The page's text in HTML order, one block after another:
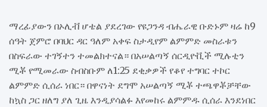
ማረፊያውን በኦሊቭ ሆቴል ያደረገው የዩጋንዳ ብሔራዊ ቡድኑም ዛሬ ከ9
ሰዓት ጀምሮ በባህር ዳር ዓለም አቀፍ ስታዲየም ልምምድ መስራቱን
በስፍራው ተገኝተን ተመልክተናል። በአሠልጣኝ ሰርዲዮቪች ሚሉቲን
ሚቾ የሚመራው ስብስቡም ለ1:25 ደቂቃዎች የቆየ ተግባር ተኮር
ልምምድ ሲሰራ ነበር። በዋናነት ደግሞ አሠልጣኝ ሚቾ ተጫዋቾቻቸው
ከኳስ ጋር ዘለግ ያለ ጊዜ እንዲያሳልፉ እየመከሩ ልምምዱ ሲሰራ እንደነበር